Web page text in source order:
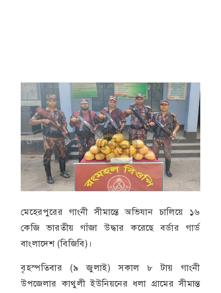
মেহেরপুরের গাংনী সীমান্তে অভিযান চালিয়ে ১৬
কেজি ভারতীয় গাঁজা উদ্ধার করেছে বর্ডার গার্ড
বাংলাদেশ (বিজিবি)।
বৃহস্পতিবার (৯ জুলাই) সকাল ৮ টায় গাংনী
উপজেলার কাথুলী ইউনিয়নের ধলা গ্রামের সীমান্ত